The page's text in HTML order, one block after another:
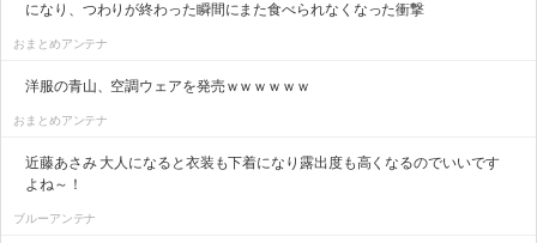
になり、つわりが終わった瞬間にまた食べられなくなった衝撃
おまとめアンテナ
洋服の青山、空調ウェアを発売ｗｗｗｗｗｗ
おまとめアンテナ
近藤あさみ 大人になると衣装も下着になり露出度も高くなるのでいいです
よね～！
ブルーアンテナ